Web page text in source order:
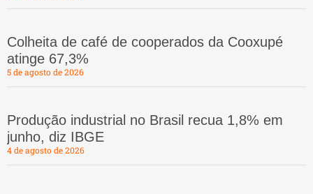
Colheita de café de cooperados da Cooxupé
atinge 67,3%
5 de agosto de 2026
Produção industrial no Brasil recua 1,8% em
junho, diz IBGE
4 de agosto de 2026